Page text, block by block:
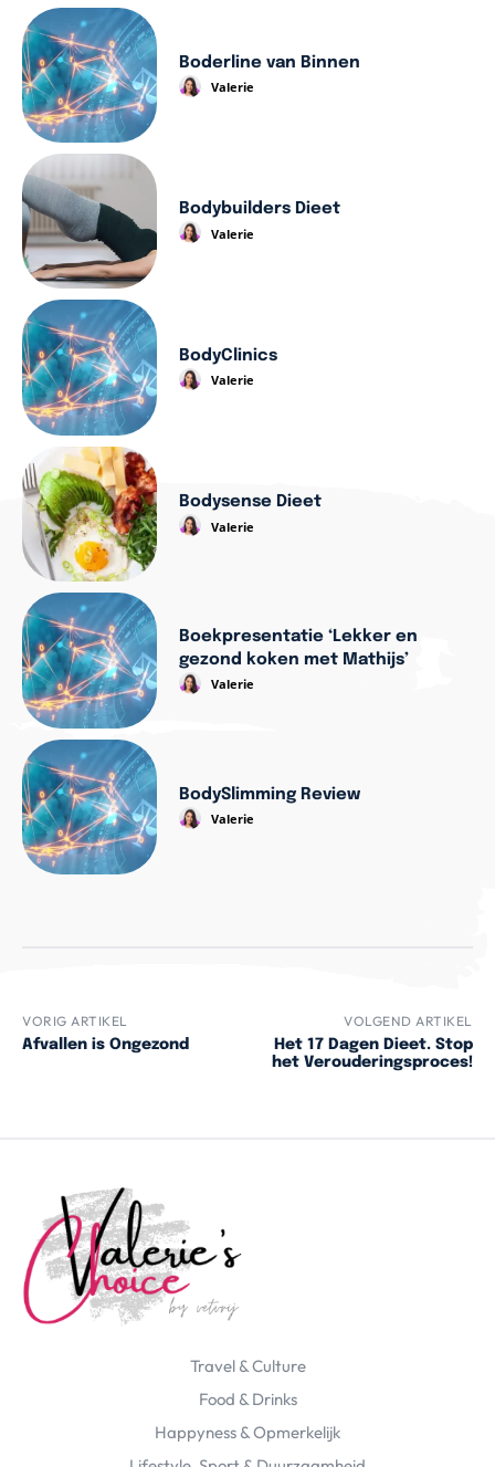
Boderline van Binnen
Valerie
Bodybuilders Dieet
Valerie
BodyClinics
Valerie
Bodysense Dieet
Valerie
Boekpresentatie ‘Lekker en
gezond koken met Mathijs’
Valerie
BodySlimming Review
Valerie
VORIG ARTIKEL
Afvallen is Ongezond
VOLGEND ARTIKEL
Het 17 Dagen Dieet. Stop
het Verouderingsproces!
Travel & Culture
Food & Drinks
Happyness & Opmerkelijk